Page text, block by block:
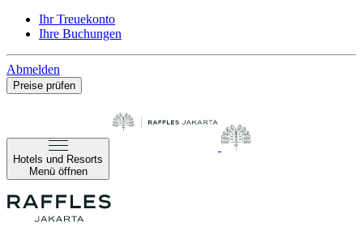
Ihr Treuekonto
Ihre Buchungen
Abmelden
Preise prüfen
Hotels und Resorts
Menü öffnen